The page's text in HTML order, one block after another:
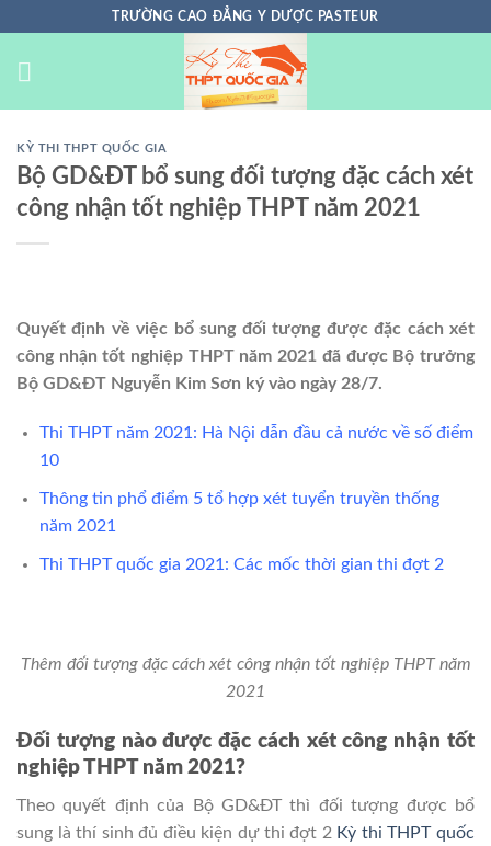
nội
TRƯỜNG CAO ĐẲNG Y DƯỢC PASTEUR
KỲ THI THPT QUỐC GIA
Bộ GD&ĐT bổ sung đối tượng đặc cách xét
công nhận tốt nghiệp THPT năm 2021
Quyết định về việc bổ sung đối tượng được đặc cách xét
công nhận tốt nghiệp THPT năm 2021 đã được Bộ trưởng
Bộ GD&ĐT Nguyễn Kim Sơn ký vào ngày 28/7.
Thi THPT năm 2021: Hà Nội dẫn đầu cả nước về số điểm
10
Thông tin phổ điểm 5 tổ hợp xét tuyển truyền thống
năm 2021
Thi THPT quốc gia 2021: Các mốc thời gian thi đợt 2
Thêm đối tượng đặc cách xét công nhận tốt nghiệp THPT năm
2021
Đối tượng nào được đặc cách xét công nhận tốt
nghiệp THPT năm 2021?
Theo quyết định của Bộ GD&ĐT thì đối tượng được bổ
sung là thí sinh đủ điều kiện dự thi đợt 2 Kỳ thi THPT quốc